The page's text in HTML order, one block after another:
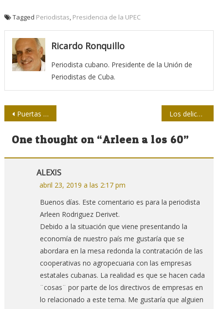
Tagged Periodistas, Presidencia de la UPEC
Ricardo Ronquillo
Periodista cubano. Presidente de la Unión de
Periodistas de Cuba.
Navegación
de
Puertas abiertas por el futuro y presente del periodismo Los delicados hilos del traspaso
One thought on “Arleen a los 60”
ALEXIS
abril 23, 2019 a las 2:17 pm
Buenos días. Este comentario es para la periodista
Arleen Rodriguez Derivet.
Debido a la situación que viene presentando la
economía de nuestro país me gustaría que se
abordara en la mesa redonda la contratación de las
cooperativas no agropecuaria con las empresas
estatales cubanas. La realidad es que se hacen cada
¨cosas¨ por parte de los directivos de empresas en
lo relacionado a este tema. Me gustaría que alguien